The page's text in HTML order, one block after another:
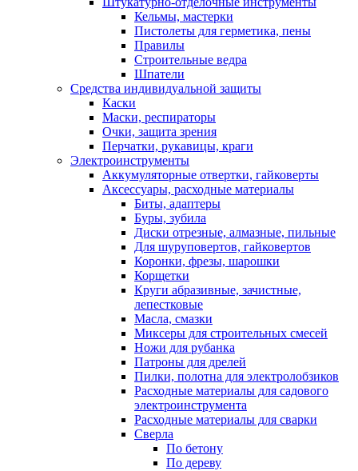
Кельмы, мастерки
Пистолеты для герметика, пены
Правилы
Строительные ведра
Шпатели
Средства индивидуальной защиты
Каски
Маски, респираторы
Очки, защита зрения
Перчатки, рукавицы, краги
Электроинструменты
Аккумуляторные отвертки, гайковерты
Аксессуары, расходные материалы
Биты, адаптеры
Буры, зубила
Диски отрезные, алмазные, пильные
Для шуруповертов, гайковертов
Коронки, фрезы, шарошки
Корщетки
Круги абразивные, зачистные,
лепестковые
Масла, смазки
Миксеры для строительных смесей
Ножи для рубанка
Патроны для дрелей
Пилки, полотна для электролобзиков
Расходные материалы для садового
электроинструмента
Расходные материалы для сварки
Сверла
По бетону
По дереву